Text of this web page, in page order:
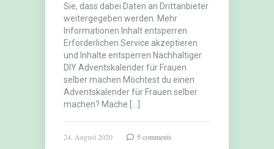
Sie, dass dabei Daten an Drittanbieter
weitergegeben werden. Mehr
Informationen Inhalt entsperren
Erforderlichen Service akzeptieren
und Inhalte entsperren Nachhaltiger
DIY Adventskalender für Frauen
selber machen Möchtest du einen
Adventskalender für Frauen selber
machen? Mache […]
24. August 2020 5 comments